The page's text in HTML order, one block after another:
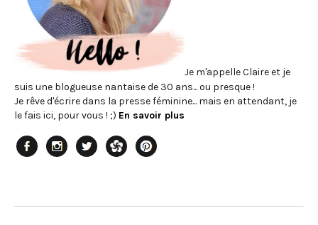
Je m'appelle Claire et je
suis une blogueuse nantaise de 30 ans... ou presque !
Je rêve d'écrire dans la presse féminine... mais en attendant, je
le fais ici, pour vous ! ;) En savoir plus